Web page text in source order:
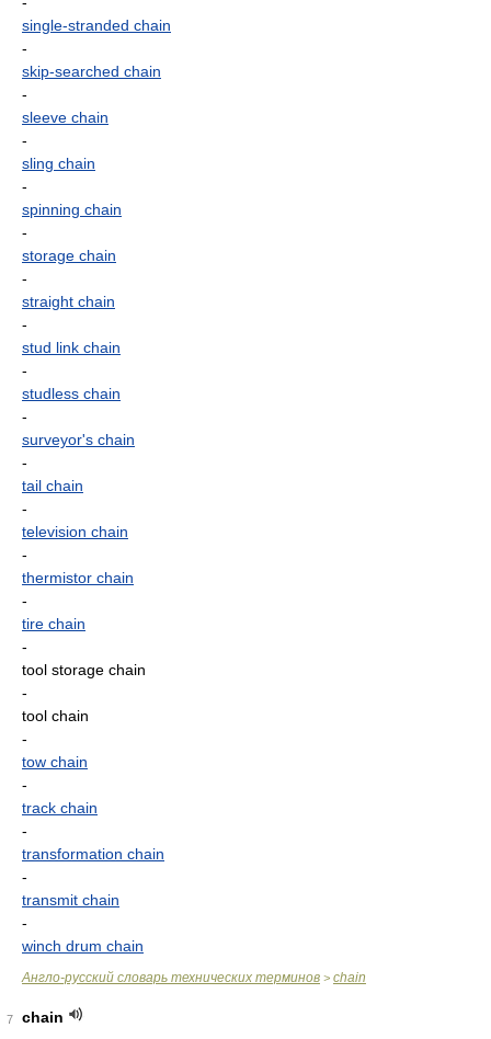
single-stranded chain
-
skip-searched chain
-
sleeve chain
-
sling chain
-
spinning chain
-
storage chain
-
straight chain
-
stud link chain
-
studless chain
-
surveyor's chain
-
tail chain
-
television chain
-
thermistor chain
-
tire chain
-
tool storage chain
-
tool chain
-
tow chain
-
track chain
-
transformation chain
-
transmit chain
-
winch drum chain
Англо-русский словарь технических терминов > chain
7
chain